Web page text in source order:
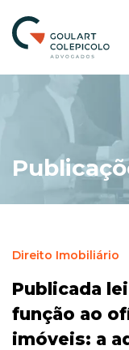
Direito Imobiliário
Publicada
função ao
imóveis: a